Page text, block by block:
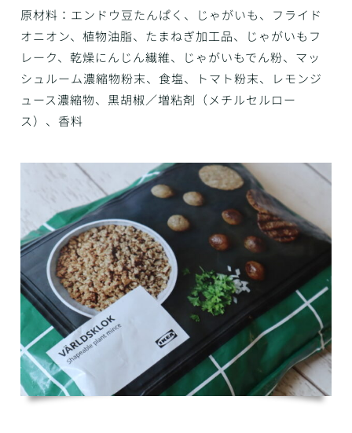
原材料：エンドウ豆たんぱく、じゃがいも、フライド
オニオン、植物油脂、たまねぎ加工品、じゃがいもフ
レーク、乾燥にんじん繊維、じゃがいもでん粉、マッ
シュルーム濃縮物粉末、食塩、トマト粉末、レモンジ
ュース濃縮物、黒胡椒／増粘剤（メチルセルロー
ス）、香料